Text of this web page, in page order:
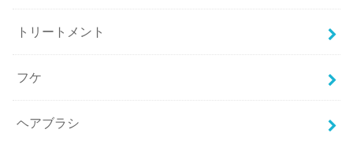
トリートメント
フケ
ヘアブラシ